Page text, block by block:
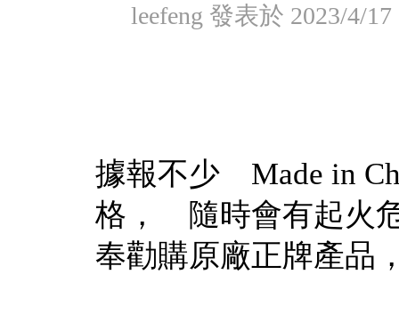
leefeng 發表於 2023/4/17
據報不少 Made in
格， 隨時會有起
奉勸購原廠正牌產